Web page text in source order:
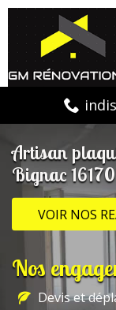
Artisan
Bignac 16170
VOIR NOS
Nos
Devis et